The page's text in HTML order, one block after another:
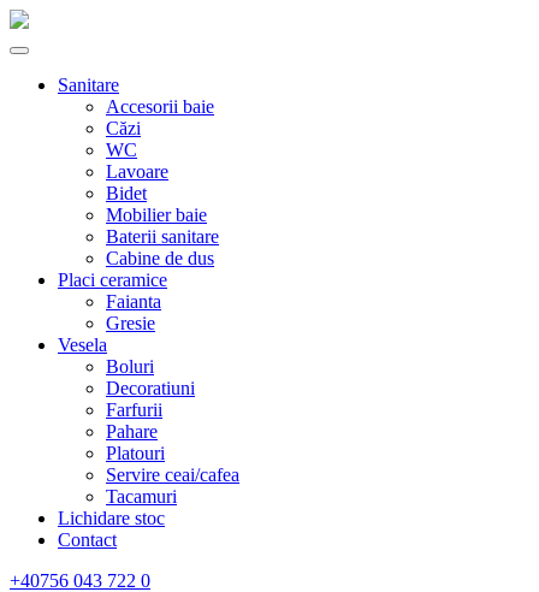
Sanitare
Accesorii baie
Căzi
WC
Lavoare
Bidet
Mobilier baie
Baterii sanitare
Cabine de dus
Placi ceramice
Faianta
Gresie
Vesela
Boluri
Decoratiuni
Farfurii
Pahare
Platouri
Servire ceai/cafea
Tacamuri
Lichidare stoc
Contact
+40756 043 722 0